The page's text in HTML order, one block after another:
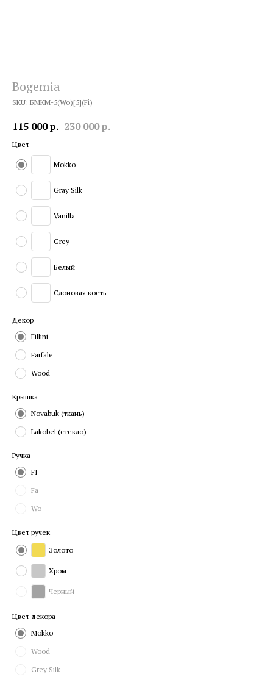
Bogemia
SKU: БМКМ-5(Wo)[5](Fi)
115 000р. 230 000р.
Цвет
Mokko
Gray Silk
Vanilla
Grey
Белый
Слоновая кость
Декор
Fillini
Farfale
Wood
Крышка
Novabuk (ткань)
Lakobel (стекло)
Ручка
FI
Fa
Wo
Цвет ручек
Золото
Хром
Черный
Цвет декора
Mokko
Wood
Grey Silk